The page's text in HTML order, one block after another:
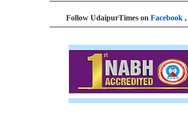
Follow UdaipurTimes on Facebook ,